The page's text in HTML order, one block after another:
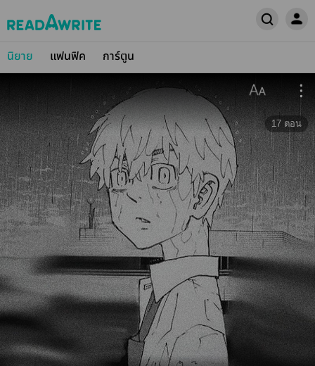
นิยาย แฟนฟิค การ์ตูน
17 ตอน